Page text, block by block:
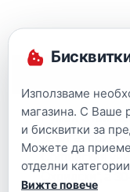
Румен
„Българска
Софийския
Охридски“, а
Използваме
магазина. С Ваше
и бисквитки за
Можете да
отделни
Вижте повече